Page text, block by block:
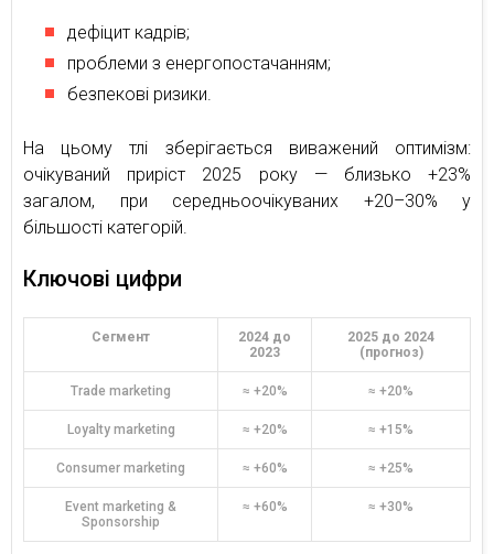
дефіцит кадрів;
проблеми з енергопостачанням;
безпекові ризики.
На цьому тлі зберігається виважений оптимізм:
очікуваний приріст 2025 року — близько +23%
загалом, при середньоочікуваних +20–30% у
більшості категорій.
Ключові цифри
Сегмент
2024 до
2023
2025 до 2024
(прогноз)
Trade marketing ≈ +20% ≈ +20%
Loyalty marketing ≈ +20% ≈ +15%
Consumer marketing ≈ +60% ≈ +25%
Event marketing &
Sponsorship
≈ +60% ≈ +30%